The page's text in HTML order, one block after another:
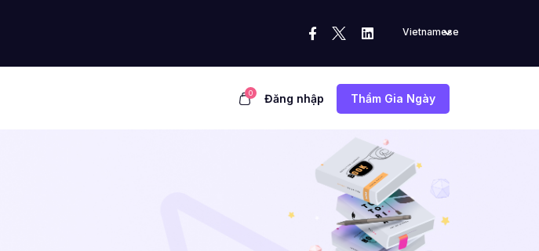
Vietnamese
0 Đăng nhập Thẩm Gia Ngày